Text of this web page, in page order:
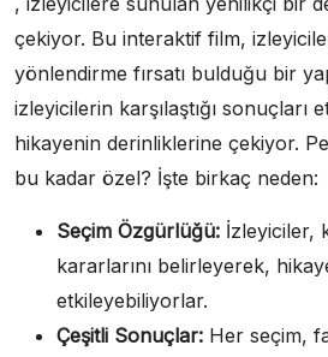
çekiyor. Bu interaktif film,
yönlendirme fırsatı bulduğu bir
izleyicilerin karşılaştığı sonuçları
hikayenin derinliklerine çekiyor.
bu kadar özel? İşte birkaç neden:
Seçim Özgürlüğü: İzleyiciler,
kararlarını belirleyerek,
etkileyebiliyorlar.
Çeşitli Sonuçlar: Her seçim,